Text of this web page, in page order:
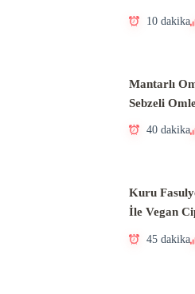
10 dakika
Mantarlı
Sebzeli
40 dakika
Kuru
İle Vegan
45 dakika